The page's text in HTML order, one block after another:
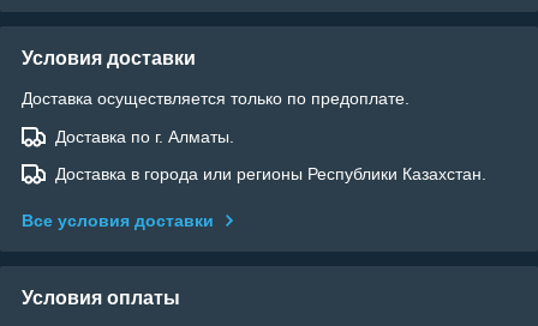
Условия доставки
Доставка осуществляется только по предоплате.
Доставка по г. Алматы.
Доставка в города или регионы Республики Казахстан.
Все условия доставки
Условия оплаты